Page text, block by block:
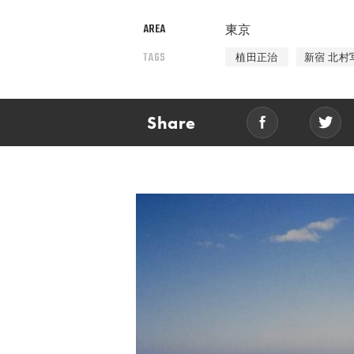
AREA 東京
TAGS 植田正治 新宿 北村
Share